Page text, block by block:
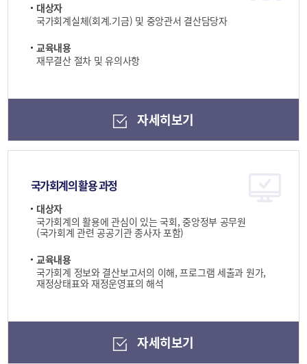
대상자
국가회계실체(회계.기금) 및 중앙관서 결산담당자
교육내용
재무결산 절차 및 유의사항
자세히보기
국가회계의 활용 과정
대상자
국가회계의 활용에 관심이 있는 국회, 중앙정부 공무원
(국가회계 관련 공공기관 종사자 포함)
교육내용
국가회계 정보와 결산보고서의 이해, 프로그램 세출과 원가,
재정상태표와 재정운영표의 해석
자세히보기